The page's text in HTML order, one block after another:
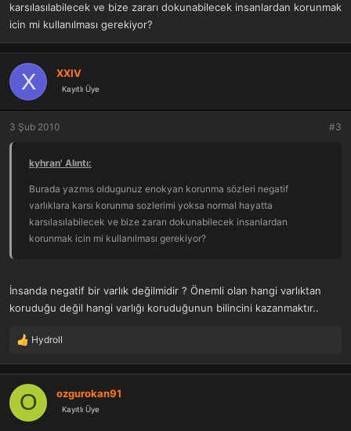
karsılasılabilecek ve bize zararı dokunabilecek insanlardan korunmak
icin mi kullanılması gerekiyor?
X XXIV
Kayıtlı Üye
3 Şub 2010 #3
kyhran' Alıntı:
Burada yazmıs oldugunuz enokyan korunma sözleri negatif
varlıklara karsı korunma sozlerimi yoksa normal hayatta
karsılasılabilecek ve bize zararı dokunabilecek insanlardan
korunmak icin mi kullanılması gerekiyor?
İnsanda negatif bir varlık değilmidir ? Önemli olan hangi varlıktan
koruduğu değil hangi varlığı koruduğunun bilincini kazanmaktır..
T
p
k
l
Hydroll
O ozgurokan91
Kayıtlı Üye